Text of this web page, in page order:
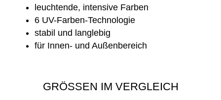
leuchtende, intensive Farben
6 UV-Farben-Technologie
stabil und langlebig
für Innen- und Außenbereich
GRÖSSEN IM VERGLEICH